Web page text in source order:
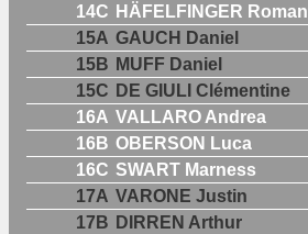
14C HÄFELFINGER Roman
15A GAUCH Daniel
15B MUFF Daniel
15C DE GIULI Clémentine
16A VALLARO Andrea
16B OBERSON Luca
16C SWART Marness
17A VARONE Justin
17B DIRREN Arthur